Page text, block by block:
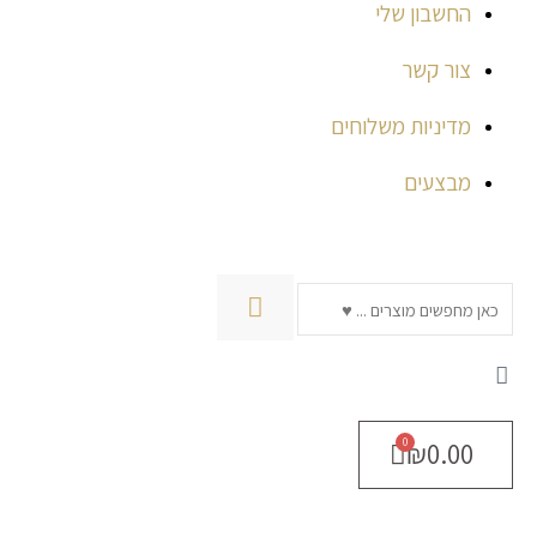
החשבון שלי
צור קשר
מדיניות משלוחים
מבצעים
חיפוש
₪0.00